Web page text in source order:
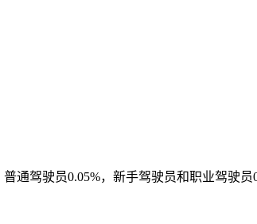
通驾驶员0.05%，新手驾驶员和职业驾驶